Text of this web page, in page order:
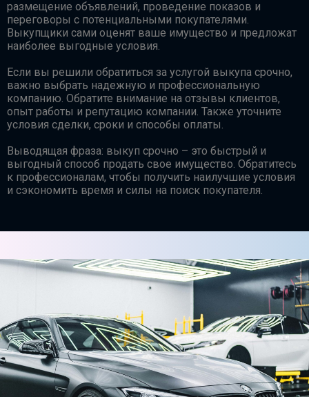
размещение объявлений, проведение показов и
переговоры с потенциальными покупателями.
Выкупщики сами оценят ваше имущество и предложат
наиболее выгодные условия.
Если вы решили обратиться за услугой выкупа срочно,
важно выбрать надежную и профессиональную
компанию. Обратите внимание на отзывы клиентов,
опыт работы и репутацию компании. Также уточните
условия сделки, сроки и способы оплаты.
Выводящая фраза: выкуп срочно – это быстрый и
выгодный способ продать свое имущество. Обратитесь
к профессионалам, чтобы получить наилучшие условия
и сэкономить время и силы на поиск покупателя.